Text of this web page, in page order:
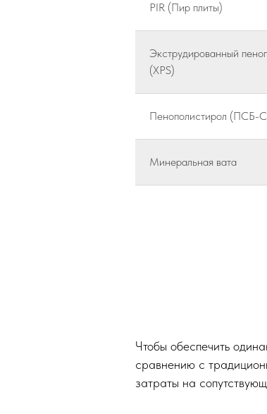
PIR (Пир плиты)
Экструдированный
(XPS)
Пенополистирол (ПСБ-
Минеральная вата
Чтобы обеспечить
сравнению с
затраты на